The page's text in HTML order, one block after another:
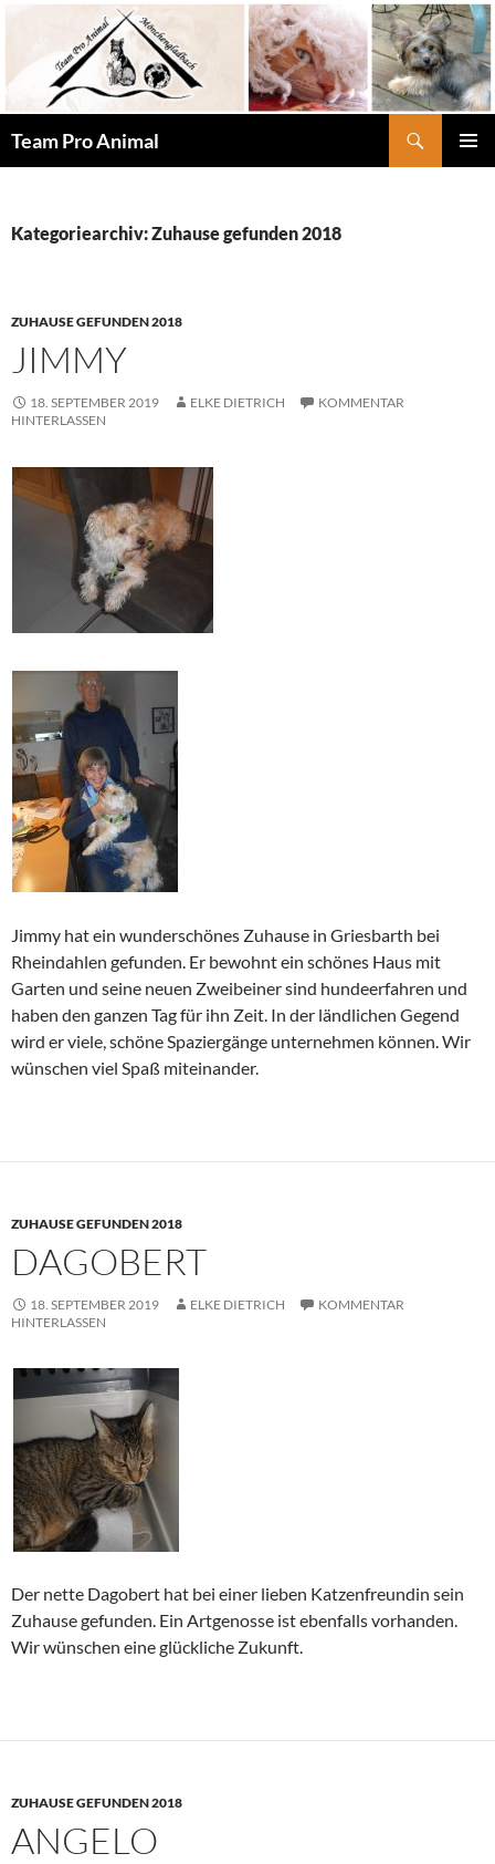
springen
Team Pro Animal
Kategoriearchiv: Zuhause gefunden 2018
ZUHAUSE GEFUNDEN 2018
JIMMY
18. SEPTEMBER 2019 ELKE DIETRICH
KOMMENTAR
HINTERLASSEN
Jimmy hat ein wunderschönes Zuhause in Griesbarth bei
Rheindahlen gefunden. Er bewohnt ein schönes Haus mit
Garten und seine neuen Zweibeiner sind hundeerfahren und
haben den ganzen Tag für ihn Zeit. In der ländlichen Gegend
wird er viele, schöne Spaziergänge unternehmen können. Wir
wünschen viel Spaß miteinander.
ZUHAUSE GEFUNDEN 2018
DAGOBERT
18. SEPTEMBER 2019 ELKE DIETRICH
KOMMENTAR
HINTERLASSEN
Der nette Dagobert hat bei einer lieben Katzenfreundin sein
Zuhause gefunden. Ein Artgenosse ist ebenfalls vorhanden.
Wir wünschen eine glückliche Zukunft.
ZUHAUSE GEFUNDEN 2018
ANGELO